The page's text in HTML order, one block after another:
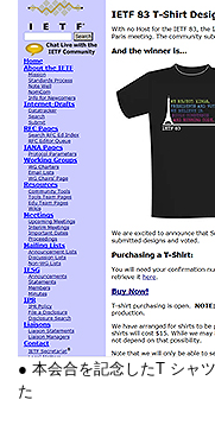
● 本会合を記念したT シャ
た